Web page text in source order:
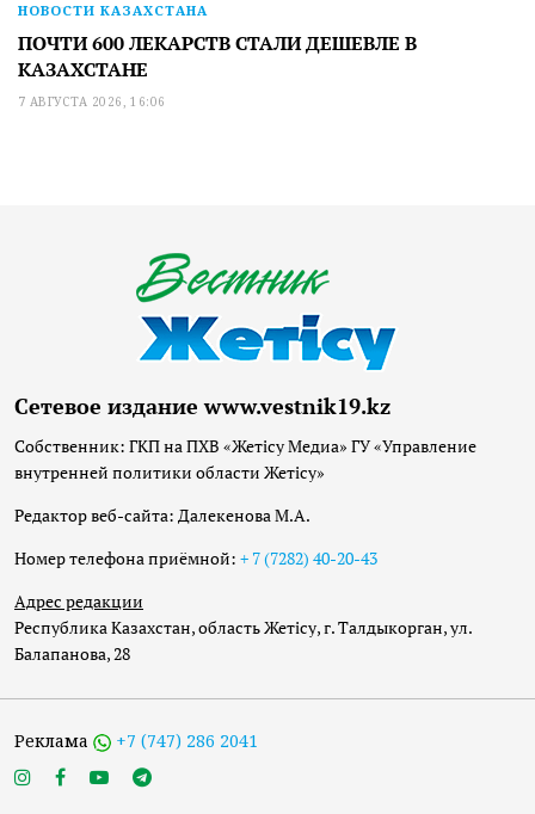
НОВОСТИ КАЗАХСТАНА
ПОЧТИ 600 ЛЕКАРСТВ СТАЛИ ДЕШЕВЛЕ В
КАЗАХСТАНЕ
7 АВГУСТА 2026, 16:06
Сетевое издание www.vestnik19.kz
Собственник: ГКП на ПХВ «Жетісу Медиа» ГУ «Управление
внутренней политики области Жетісу»
Редактор веб-сайта: Далекенова М.А.
Номер телефона приёмной: + 7 (7282) 40-20-43
Адрес редакции
Республика Казахстан, область Жетісу, г. Талдыкорган, ул.
Балапанова, 28
Реклама +7 (747) 286 2041